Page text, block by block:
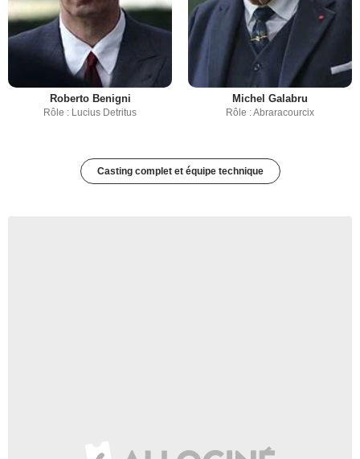
Roberto Benigni
Rôle : Lucius Detritus
Michel Galabru
Rôle : Abraracourcix
Casting complet et équipe technique